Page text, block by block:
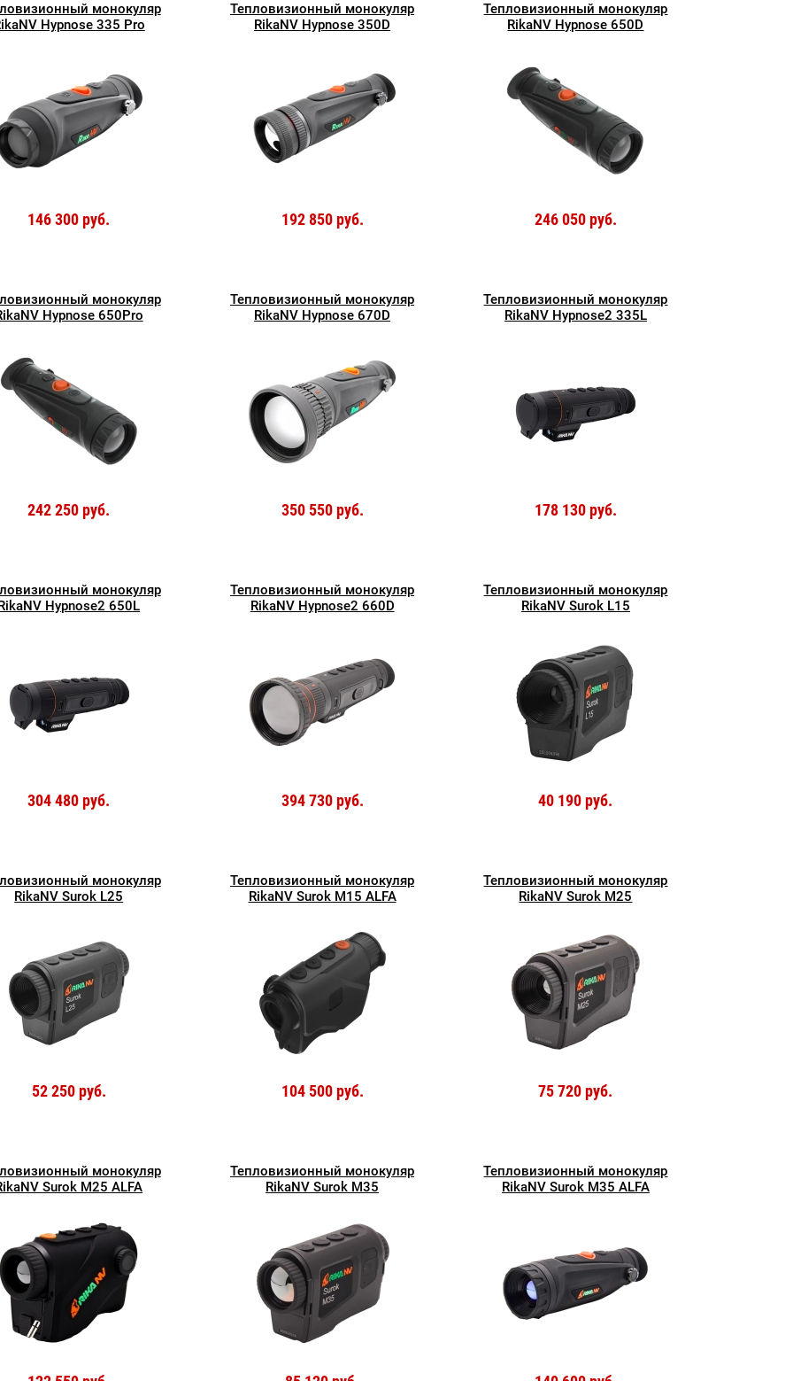
монокуляр
Hypnose 335 Рro
146 300 руб.
Тепловизионный монокуляр
RikaNV Hypnose 350D
192 850 руб.
Тепловизионный монокуляр
RikaNV Hypnose 650D
246 050 руб.
монокуляр
Hypnose 650Pro
242 250 руб.
Тепловизионный монокуляр
RikaNV Hypnose 670D
350 550 руб.
Тепловизионный монокуляр
RikaNV Hypnose2 335L
178 130 руб.
монокуляр
Hypnose2 650L
304 480 руб.
Тепловизионный монокуляр
RikaNV Hypnose2 660D
394 730 руб.
Тепловизионный монокуляр
RikaNV Surok L15
40 190 руб.
монокуляр
RikaNV Surok L25
52 250 руб.
Тепловизионный монокуляр
RikaNV Surok M15 ALFA
104 500 руб.
Тепловизионный монокуляр
RikaNV Surok M25
75 720 руб.
монокуляр
Surok M25 ALFA
Тепловизионный монокуляр
RikaNV Surok M35
Тепловизионный монокуляр
RikaNV Surok M35 ALFA